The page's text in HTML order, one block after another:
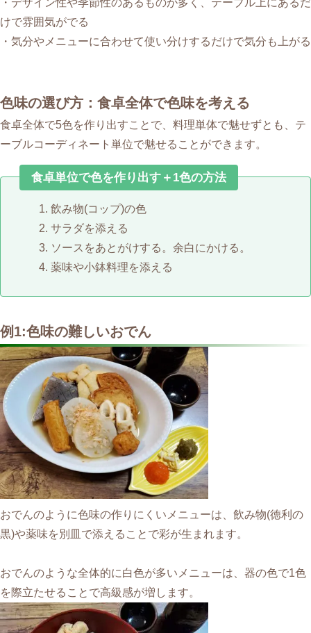
・デザイン性や季節性のあるものが多く、テーブル上にあるだ
けで雰囲気がでる
・気分やメニューに合わせて使い分けするだけで気分も上がる
色味の選び方：食卓全体で色味を考える
食卓全体で5色を作り出すことで、料理単体で魅せずとも、テ
ーブルコーディネート単位で魅せることができます。
食卓単位で色を作り出す＋1色の方法
飲み物(コップ)の色
サラダを添える
ソースをあとがけする。余白にかける。
薬味や小鉢料理を添える
例1:色味の難しいおでん
おでんのように色味の作りにくいメニューは、飲み物(徳利の
黒)や薬味を別皿で添えることで彩が生まれます。
おでんのような全体的に白色が多いメニューは、器の色で1色
を際立たせることで高級感が増します。